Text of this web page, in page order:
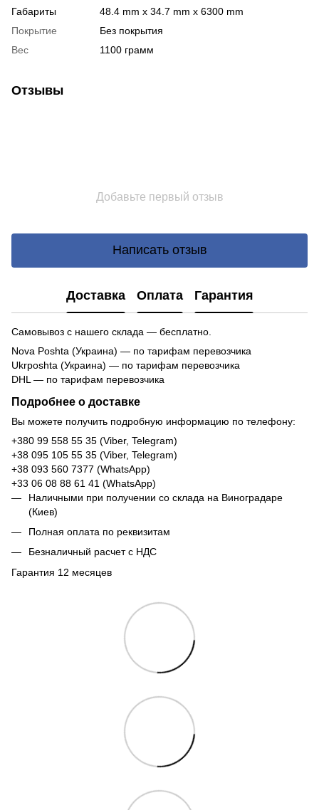
Габариты
48.4 mm x 34.7 mm x 6300 mm
Покрытие
Без покрытия
Вес
1100 грамм
Отзывы
Добавьте первый отзыв
Написать отзыв
Доставка Оплата Гарантия
Самовывоз с нашего склада — бесплатно.
Nova Poshta (Украина) — по тарифам перевозчика
Ukrposhta (Украина) — по тарифам перевозчика
DHL — по тарифам перевозчика
Подробнее о доставке
Вы можете получить подробную информацию по телефону:
+380 99 558 55 35 (Viber, Telegram)
+38 095 105 55 35 (Viber, Telegram)
+38 093 560 7377 (WhatsApp)
+33 06 08 88 61 41 (WhatsApp)
Наличными при получении со склада на Виноградаре
(Киев)
Полная оплата по реквизитам
Безналичный расчет с НДС
Гарантия 12 месяцев